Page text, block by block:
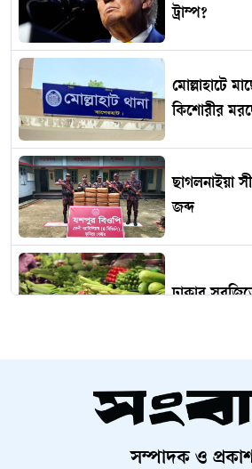
ট্রাম্প?
মোল্লাহাটে
কিশোরীর
ছাগলনাইয়া
জব্দ
ঢাকার
ব্যবহার
সম্পাদক ও